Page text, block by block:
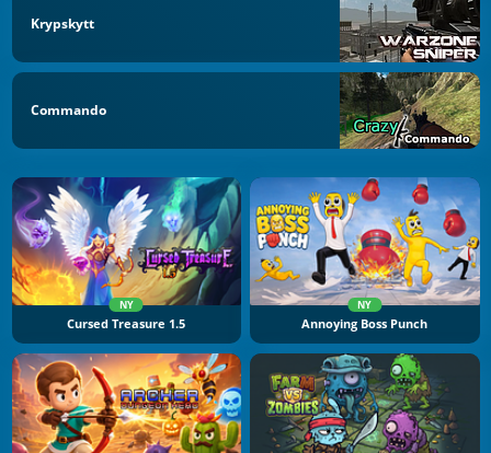
Krypskytt
Commando
NY
Cursed Treasure 1.5
NY
Annoying Boss Punch